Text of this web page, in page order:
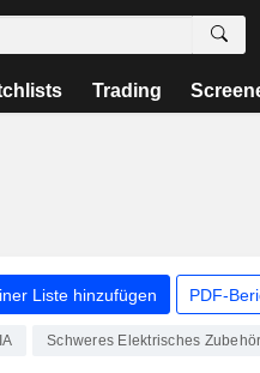
Trading
Liste hinzufügen PDF-
Schweres Elektrisches